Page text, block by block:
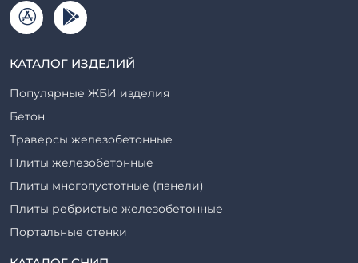
КАТАЛОГ ИЗДЕЛИЙ
Популярные ЖБИ изделия
Бетон
Траверсы железобетонные
Плиты железобетонные
Плиты многопустотные (панели)
Плиты ребристые железобетонные
Портальные стенки
Прогоны железобетонные